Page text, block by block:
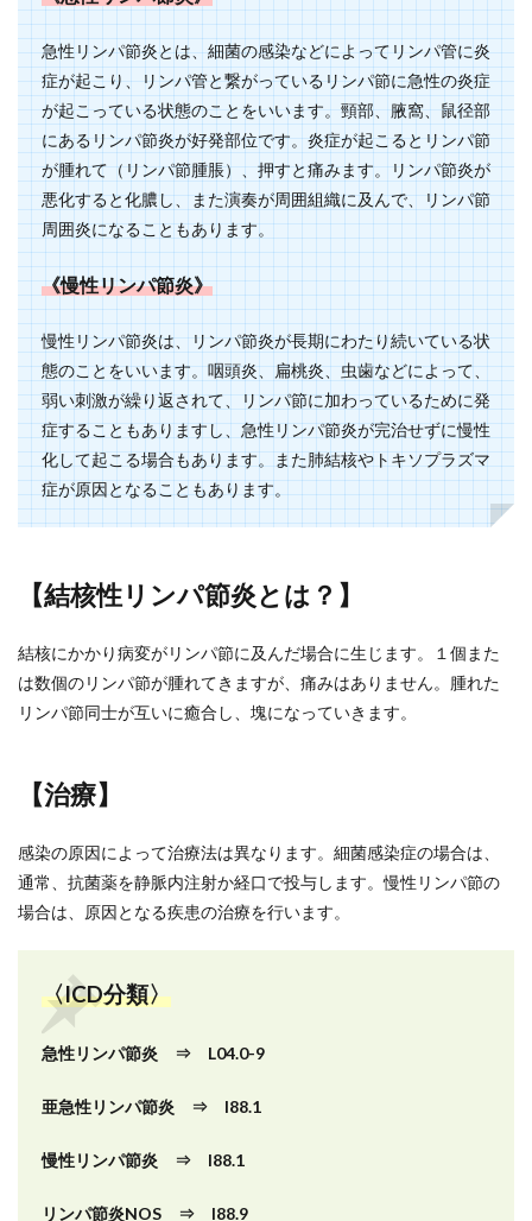
急性リンパ節炎とは、細菌の感染などによってリンパ管に炎
症が起こり、リンパ管と繋がっているリンパ節に急性の炎症
が起こっている状態のことをいいます。頸部、腋窩、鼠径部
にあるリンパ節炎が好発部位です。炎症が起こるとリンパ節
が腫れて（リンパ節腫脹）、押すと痛みます。リンパ節炎が
悪化すると化膿し、また演奏が周囲組織に及んで、リンパ節
周囲炎になることもあります。
《慢性リンパ節炎》
慢性リンパ節炎は、リンパ節炎が長期にわたり続いている状
態のことをいいます。咽頭炎、扁桃炎、虫歯などによって、
弱い刺激が繰り返されて、リンパ節に加わっているために発
症することもありますし、急性リンパ節炎が完治せずに慢性
化して起こる場合もあります。また肺結核やトキソプラズマ
症が原因となることもあります。
【結核性リンパ節炎とは？】
結核にかかり病変がリンパ節に及んだ場合に生じます。１個また
は数個のリンパ節が腫れてきますが、痛みはありません。腫れた
リンパ節同士が互いに癒合し、塊になっていきます。
【治療】
感染の原因によって治療法は異なります。細菌感染症の場合は、
通常、抗菌薬を静脈内注射か経口で投与します。慢性リンパ節の
場合は、原因となる疾患の治療を行います。
〈ICD分類〉
急性リンパ節炎 ⇒ L04.0-9
亜急性リンパ節炎 ⇒ I88.1
慢性リンパ節炎 ⇒ I88.1
リンパ節炎NOS ⇒ I88.9